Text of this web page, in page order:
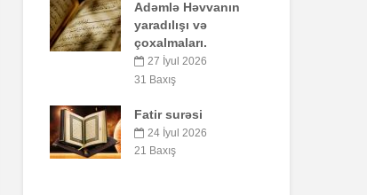
10 İyul 2026
41 Baxış
Faiz nədir?
7 İyul 2026
AŞURA BARƏDƏ
26 İyun 2026